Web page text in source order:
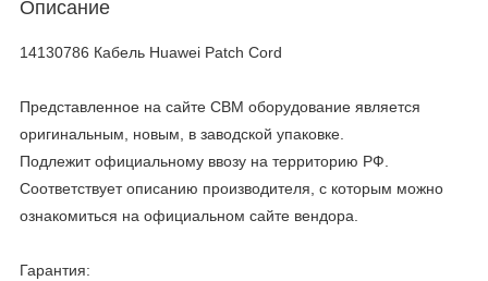
Описание
14130786 Кабель Huawei Patch Cord
Представленное на сайте CBM оборудование является
оригинальным, новым, в заводской упаковке.
Подлежит официальному ввозу на территорию РФ.
Соответствует описанию производителя, с которым можно
ознакомиться на официальном сайте вендора.
Гарантия: